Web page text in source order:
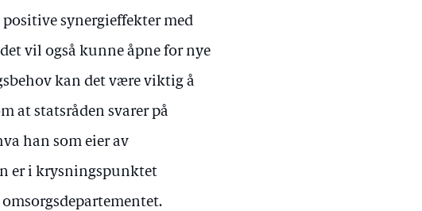
synergieffekter med
vil også kunne åpne for nye
kan det være viktig å
at statsråden svarer på
han som eier av
er i krysningspunktet